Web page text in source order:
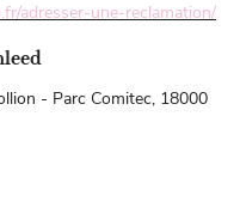
adresser-une-reclamation/
- Parc Comitec, 18000